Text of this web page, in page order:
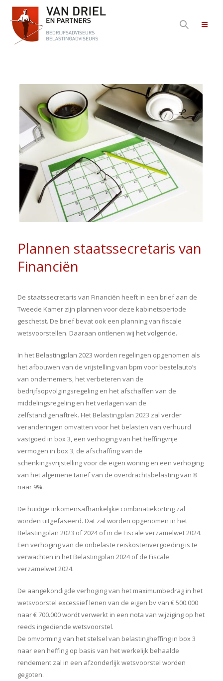
Plannen staatssecretaris van
Financiën
De staatssecretaris van Financiën heeft in een brief aan de
Tweede Kamer zijn plannen voor deze kabinetsperiode
geschetst. De brief bevat ook een planning van fiscale
wetsvoorstellen. Daaraan ontlenen wij het volgende.
In het Belastingplan 2023 worden regelingen opgenomen als
het afbouwen van de vrijstelling van bpm voor bestelauto’s
van ondernemers, het verbeteren van de
bedrijfsopvolgingsregeling en het afschaffen van de
middelingsregeling en het verlagen van de
zelfstandigenaftrek. Het Belastingplan 2023 zal verder
veranderingen omvatten voor het belasten van verhuurd
vastgoed in box 3, een verhoging van het heffingvrije
vermogen in box 3, de afschaffing van de
schenkingsvrijstelling voor de eigen woning en een verhoging
van het algemene tarief van de overdrachtsbelasting van 8
naar 9%.
De huidige inkomensafhankelijke combinatiekorting zal
worden uitgefaseerd. Dat zal worden opgenomen in het
Belastingplan 2023 of 2024 of in de Fiscale verzamelwet 2024.
Een verhoging van de onbelaste reiskostenvergoeding is te
verwachten in het Belastingplan 2024 of de Fiscale
verzamelwet 2024.
De aangekondigde verhoging van het maximumbedrag in het
wetsvoorstel excessief lenen van de eigen bv van € 500.000
naar € 700.000 wordt verwerkt in een nota van wijziging op het
reeds ingediende wetsvoorstel.
De omvorming van het stelsel van belastingheffing in box 3
naar een heffing op basis van het werkelijk behaalde
rendement zal in een afzonderlijk wetsvoorstel worden
gegoten.